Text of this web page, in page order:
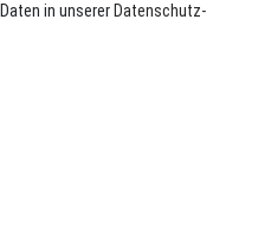
in unserer Daten­schutz­